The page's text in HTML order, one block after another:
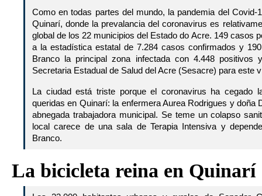
Como en todas partes del mundo, la pandemia del Covid-
Quinarí, donde la prevalancia del coronavirus es
global de los 22 municipios del Estado do Acre. 149 casos
a la estadística estatal de 7.284 casos confirmados y
Branco la principal zona infectada con 4.448
Secretaria Estadual de Salud del Acre (Sesacre) para este
La ciudad está triste porque el coronavirus ha cegado
queridas en Quinarí: la enfermera Aurea Rodrigues y doña
abnegada trabajadora municipal. Se teme un colapso
local carece de una sala de Terapia Intensiva y
Branco.
La bicicleta reina en Quinarí